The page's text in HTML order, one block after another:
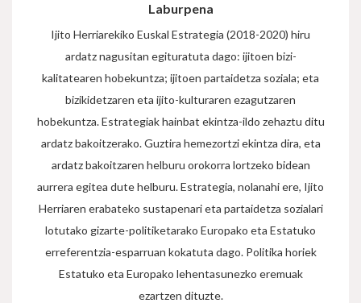
Laburpena
Ijito Herriarekiko Euskal Estrategia (2018-2020) hiru
ardatz nagusitan egituratuta dago: ijitoen bizi-
kalitatearen hobekuntza; ijitoen partaidetza soziala; eta
bizikidetzaren eta ijito-kulturaren ezagutzaren
hobekuntza. Estrategiak hainbat ekintza-ildo zehaztu ditu
ardatz bakoitzerako. Guztira hemezortzi ekintza dira, eta
ardatz bakoitzaren helburu orokorra lortzeko bidean
aurrera egitea dute helburu. Estrategia, nolanahi ere, Ijito
Herriaren erabateko sustapenari eta partaidetza sozialari
lotutako gizarte-politiketarako Europako eta Estatuko
erreferentzia-esparruan kokatuta dago. Politika horiek
Estatuko eta Europako lehentasunezko eremuak
ezartzen dituzte.